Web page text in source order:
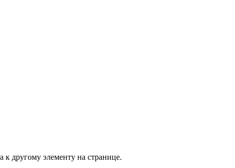
к другому элементу на странице.